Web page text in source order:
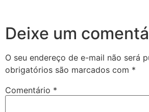
Deixe um
O seu endereço de e-mail não será
obrigatórios são marcados com *
Comentário *